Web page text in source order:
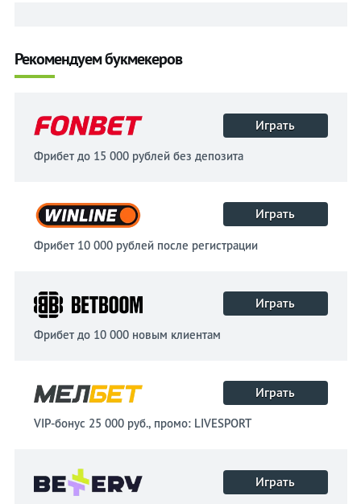
Рекомендуем букмекеров
Играть
Фрибет до 15 000 рублей без депозита
Играть
Фрибет 10 000 рублей после регистрации
Играть
Фрибет до 10 000 новым клиентам
Играть
VIP-бонус 25 000 руб., промо: LIVESPORT
Играть